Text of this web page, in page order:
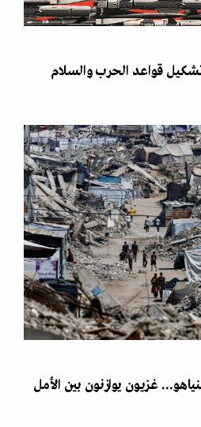
قواعد الحرب والسلام
غزيون يوازنون بين الأمل